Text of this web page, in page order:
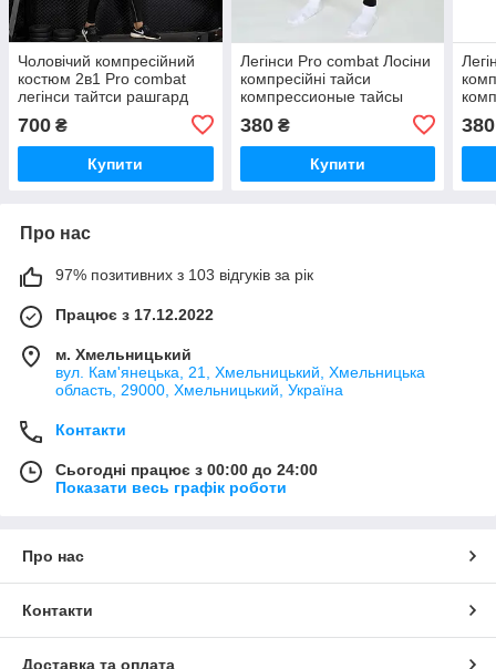
Чоловічий компресійний
костюм 2в1 Pro combat
легінси тайтси рашгард
компрессионые тайсы
рашгард
700 ₴
Купити
Легінси Pro combat Лосіни
компресійні тайси
компрессионые тайсы
380₴
Купити
380
Про нас
97% позитивних з 103 відгуків за рік
Працює з 17.12.2022
м. Хмельницький
вул. Кам'янецька, 21, Хмельницький, Хмельницька
область, 29000, Хмельницький, Україна
Контакти
Сьогодні працює з 00:00 до 24:00
Показати весь графік роботи
Про нас
Контакти
Доставка та оплата